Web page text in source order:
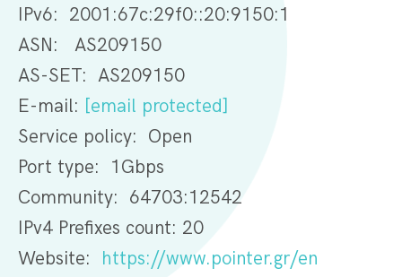
IPv6: 2001:67c:29f0::20:9150:1
ASN: AS209150
AS-SET: AS209150
E-mail: [email protected]
Service policy: Open
Port type: 1Gbps
Community: 64703:12542
IPv4 Prefixes count: 20
Website: https://www.pointer.gr/en